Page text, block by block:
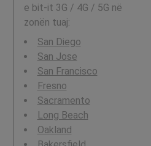
e bit-it 3G / 4G / 5G në
zonën tuaj:
San Diego
San Jose
San Francisco
Fresno
Sacramento
Long Beach
Oakland